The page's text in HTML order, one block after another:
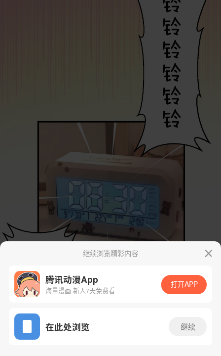
App免费看
继续浏览精彩内容
腾讯动漫App
海量漫画 新人7天免费看
打开APP
在此处浏览 继续